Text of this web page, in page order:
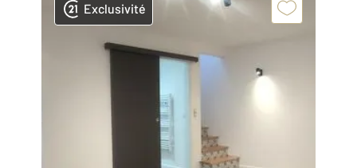
Exclusivité